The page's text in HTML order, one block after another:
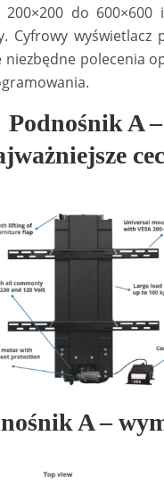
200×200 do 600×600
Cyfrowy wyświetlacz
niezbędne polecenia
Podnośnik A –
A –